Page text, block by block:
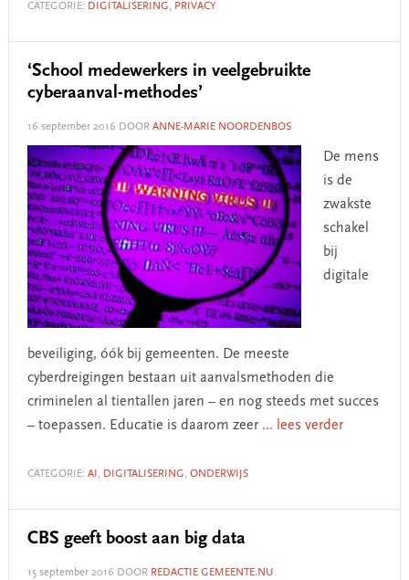
CATEGORIE: DIGITALISERING, PRIVACY
‘School medewerkers in veelgebruikte
cyberaanval-methodes’
16 september 2016 DOOR ANNE-MARIE NOORDENBOS
De mens
is de
zwakste
schakel
bij
digitale
beveiliging, óók bij gemeenten. De meeste
cyberdreigingen bestaan uit aanvalsmethoden die
criminelen al tientallen jaren – en nog steeds met succes
– toepassen. Educatie is daarom zeer ... lees verder
CATEGORIE: AI , DIGITALISERING, ONDERWIJS
CBS geeft boost aan big data
15 september 2016 DOOR REDACTIE GEMEENTE.NU